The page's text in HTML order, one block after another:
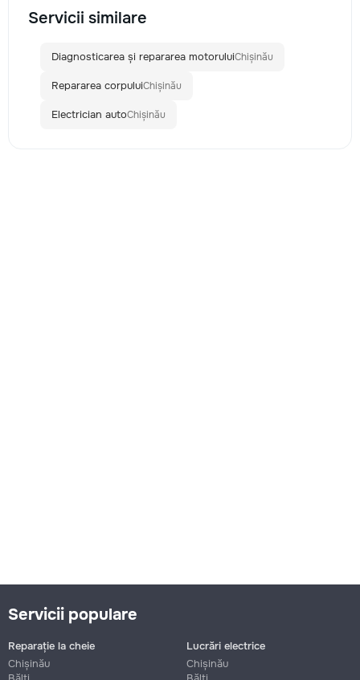
Servicii similare
Diagnosticarea și repararea motoruluiChișinău
Repararea corpuluiChișinău
Electrician autoChișinău
Servicii populare
Reparație la cheie
Chișinău
Lucrări electrice
Chișinău